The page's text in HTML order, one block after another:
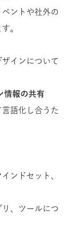
ントや社外の
。
インについて
情報の共有
語化し合うた
ンドセット、
、ツールにつ